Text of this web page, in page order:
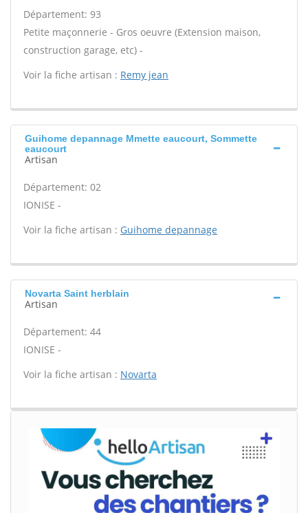
Département: 93
Petite maçonnerie - Gros oeuvre (Extension maison,
construction garage, etc) -
Voir la fiche artisan : Remy jean
Guihome depannage Mmette eaucourt, Sommette
eaucourt
Artisan
Département: 02
IONISE -
Voir la fiche artisan : Guihome depannage
Novarta Saint herblain
Artisan
Département: 44
IONISE -
Voir la fiche artisan : Novarta